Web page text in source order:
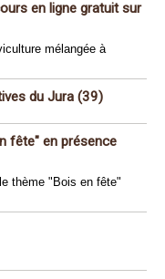
en ligne gratuit sur
mélangée à
du Jura (39)
fête" en présence
thème "Bois en fête"